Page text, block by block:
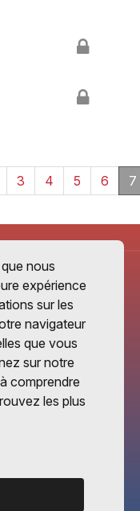
3 4 5 6 7
nous
expérience
sur les
navigateur
que vous
sur notre
comprendre
les plus